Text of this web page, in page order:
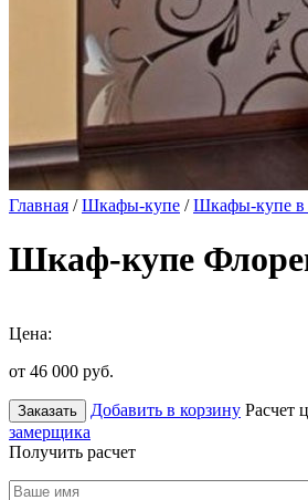
Главная /Шкафы-купе /Шкафы-купе в
Шкаф-купе
Цена:
от 46 000 руб.
Заказать Добавить в корзину Расчет
замерщика
Получить расчет